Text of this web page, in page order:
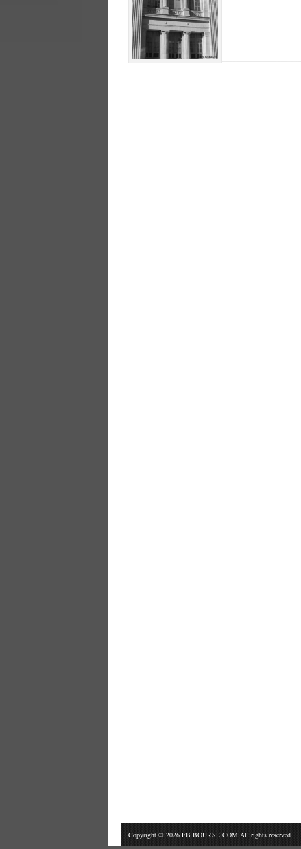
Copyright © 2026 FB BOURSE.COM All rights reserved